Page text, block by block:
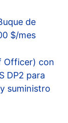
de
$/mes
Officer) con
DP2 para
suministro